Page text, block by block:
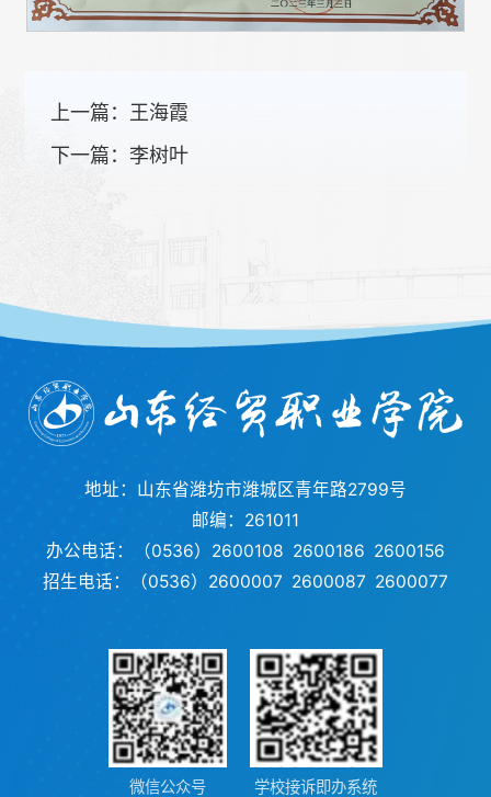
上一篇： 王海霞
下一篇： 李树叶
地址：山东省潍坊市潍城区青年路2799号
邮编：261011
办公电话：（0536）2600108 2600186 2600156
招生电话：（0536）2600007 2600087 2600077
微信公众号 学校接诉即办系统